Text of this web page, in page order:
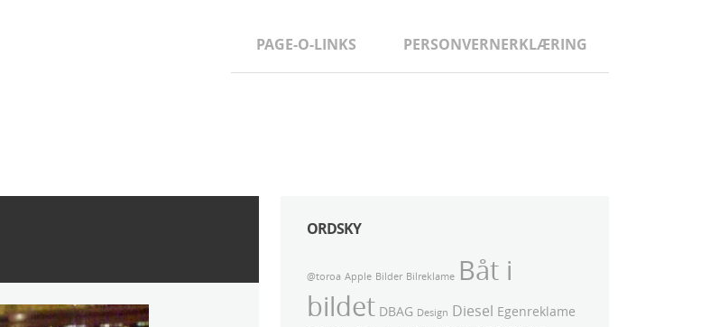
PAGE-O-LINKS PERSONVERNERKLÆRING
ORDSKY
@toroa Apple Bilder Bilreklame Båt i
bildet DBAG Design Diesel Egenreklame